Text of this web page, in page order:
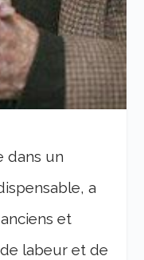
dans un
a
et
labeur et de